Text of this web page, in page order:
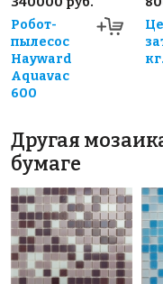
Робот-
пылесос
Hayward
Aquavac
600
кг.
Другая
бумаге